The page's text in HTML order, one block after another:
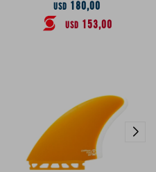
USD 180,00
USD 153,00